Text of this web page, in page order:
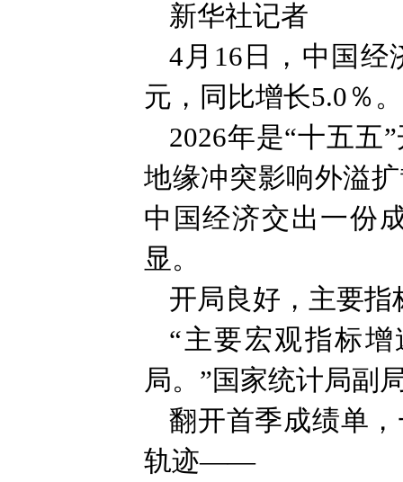
新华社记者
4月16日，中国经
元，同比增长5.0％。
2026年是“十五五
地缘冲突影响外溢
中国经济交出一份
显。
开局良好，主要指
“主要宏观指标
局。”国家统计局副
翻开首季成绩单
轨迹——